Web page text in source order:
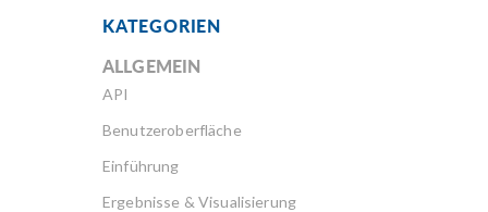
KATEGORIEN
ALLGEMEIN
API
Benutzeroberfläche
Einführung
Ergebnisse & Visualisierung